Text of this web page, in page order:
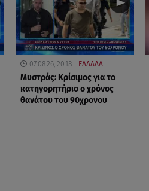
07.08.26, 20:18 ΕΛΛΑΔΑ
Μυστράς: Κρίσιμος για το
κατηγορητήριο ο χρόνος
θανάτου του 90χρονου